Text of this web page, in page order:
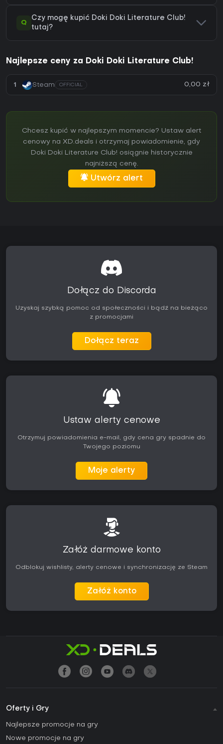
Q
Czy mogę kupić Doki Doki Literature Club!
tutaj?
Najlepsze ceny za Doki Doki Literature Club!
1 Steam OFFICIAL 0,00 zł
Chcesz kupić w najlepszym momencie? Ustaw alert
cenowy na XD.deals i otrzymaj powiadomienie, gdy
Doki Doki Literature Club! osiągnie historycznie
najniższą cenę.
Utwórz alert
Dołącz do Discorda
Uzyskaj szybką pomoc od społeczności i bądź na bieżąco
z promocjami
Dołącz teraz
Ustaw alerty cenowe
Otrzymuj powiadomienia e-mail, gdy cena gry spadnie do
Twojego poziomu
Moje alerty
Załóż darmowe konto
Odblokuj wishlisty, alerty cenowe i synchronizację ze Steam
Załóż konto
Oferty i Gry
Najlepsze promocje na gry
Nowe promocje na gry